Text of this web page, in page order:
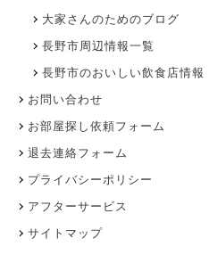
大家さんのためのブログ
長野市周辺情報一覧
長野市のおいしい飲食店情報
お問い合わせ
お部屋探し依頼フォーム
退去連絡フォーム
プライバシーポリシー
アフターサービス
サイトマップ